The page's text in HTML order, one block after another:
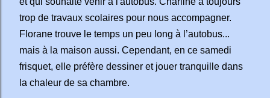
trop de travaux scolaires pour nous accompagner.
Florane trouve le temps un peu long à l’autobus...
mais à la maison aussi. Cependant, en ce samedi
frisquet, elle préfère dessiner et jouer tranquille dans
la chaleur de sa chambre.